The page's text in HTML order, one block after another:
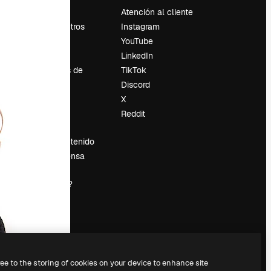
Sobre nosotros
Tendencias de
Vender contenido
Sala de prensa
magnific.ai?
Atención al cliente
Instagram
YouTube
LinkedIn
TikTok
Discord
X
Reddit
to the storing of cookies on your device to enhance site